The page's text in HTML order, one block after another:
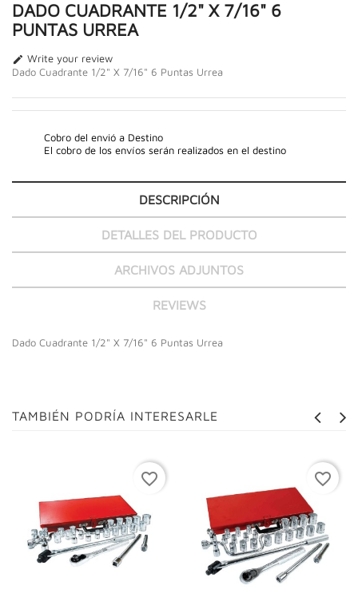
DADO CUADRANTE 1/2" X 7/16" 6
PUNTAS URREA
 Write your review
Dado Cuadrante 1/2" X 7/16" 6 Puntas Urrea
Cobro del envió a Destino
El cobro de los envíos serán realizados en el destino
DESCRIPCIÓN
DETALLES DEL PRODUCTO
ARCHIVOS ADJUNTOS
REVIEWS
Dado Cuadrante 1/2" X 7/16" 6 Puntas Urrea
TAMBIÉN PODRÍA INTERESARLE
favorite_border favorite_border